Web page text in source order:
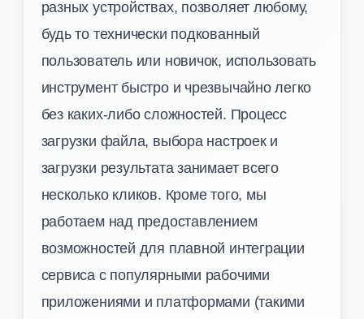
разных устройствах, позволяет любому,
будь то технически подкованный
пользователь или новичок, использовать
инструмент быстро и чрезвычайно легко
без каких-либо сложностей. Процесс
загрузки файла, выбора настроек и
загрузки результата занимает всего
несколько кликов. Кроме того, мы
работаем над предоставлением
возможностей для плавной интеграции
сервиса с популярными рабочими
приложениями и платформами (такими